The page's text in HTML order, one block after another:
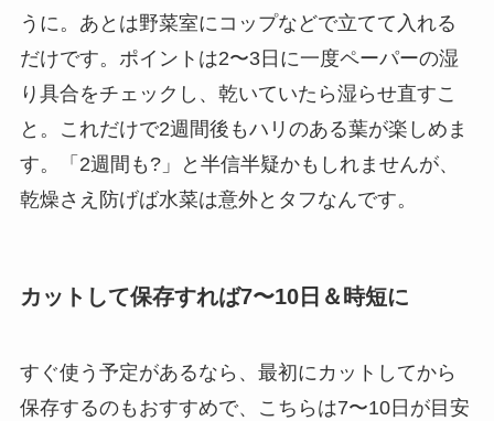
うに。あとは野菜室にコップなどで立てて入れる
だけです。ポイントは2〜3日に一度ペーパーの湿
り具合をチェックし、乾いていたら湿らせ直すこ
と。これだけで2週間後もハリのある葉が楽しめま
す。「2週間も?」と半信半疑かもしれませんが、
乾燥さえ防げば水菜は意外とタフなんです。
カットして保存すれば7〜10日＆時短に
すぐ使う予定があるなら、最初にカットしてから
保存するのもおすすめで、こちらは7〜10日が目安